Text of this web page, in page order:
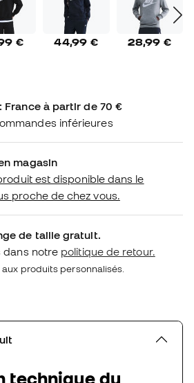
€ 44,99 € 28,99 €
France à partir de 70 €
inférieures
magasin
est disponible dans le
proche de chez vous.
de taille gratuit.
dans notre politique de retour.
produits personnalisés.
technique du